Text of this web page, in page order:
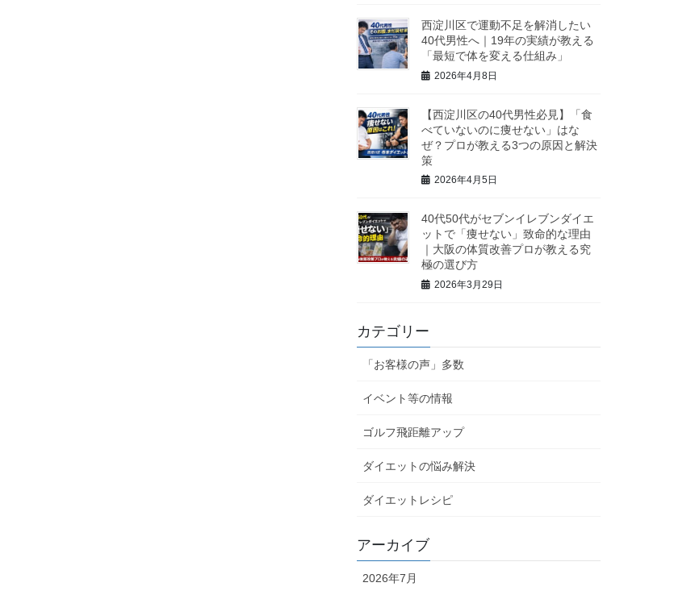
西淀川区で運動不足を解消したい
40代男性へ｜19年の実績が教える
「最短で体を変える仕組み」
2026年4月8日
【西淀川区の40代男性必見】「食
べていないのに痩せない」はな
ぜ？プロが教える3つの原因と解決
策
2026年4月5日
40代50代がセブンイレブンダイエ
ットで「痩せない」致命的な理由
｜大阪の体質改善プロが教える究
極の選び方
2026年3月29日
カテゴリー
「お客様の声」多数
イベント等の情報
ゴルフ飛距離アップ
ダイエットの悩み解決
ダイエットレシピ
アーカイブ
2026年7月